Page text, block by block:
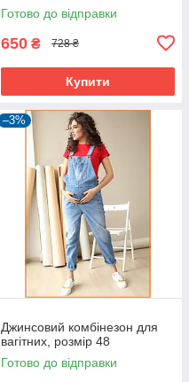
Готово до відправки
650 ₴ 728 ₴
Купити
–3%
Джинсовий комбінезон для
вагітних, розмір 48
Готово до відправки